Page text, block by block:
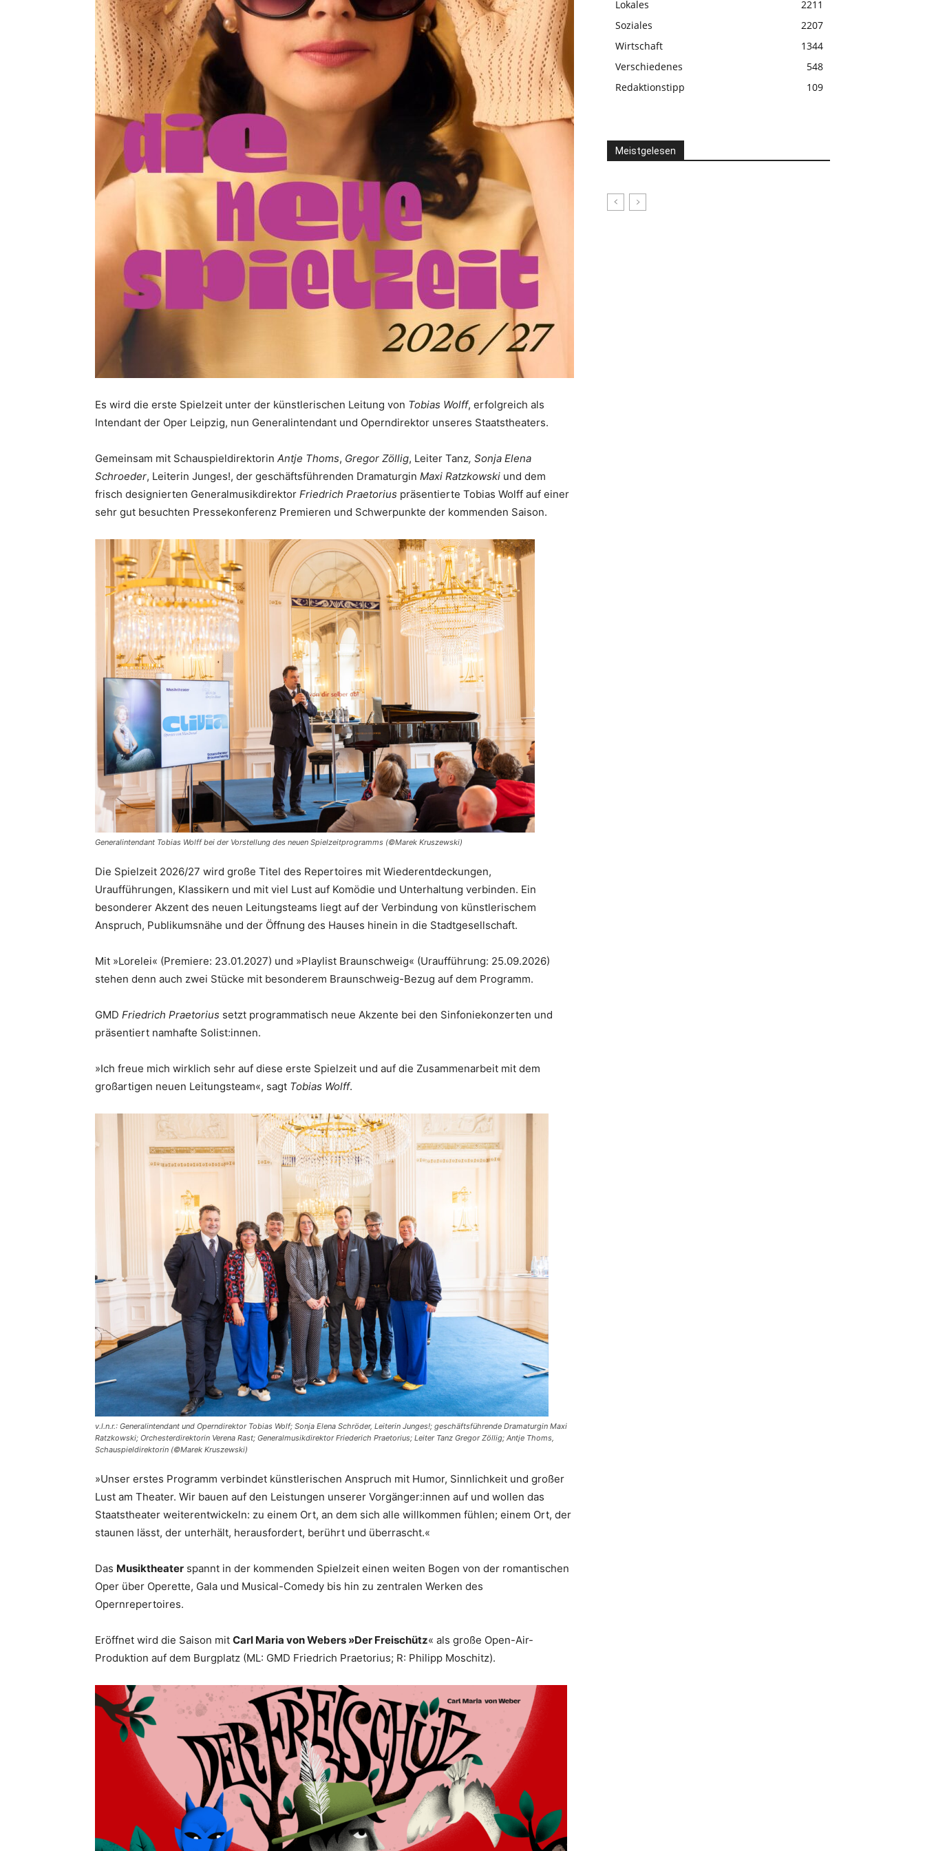
Es wird die erste Spielzeit unter der künstlerischen Leitung von Tobias Wolff, erfolgreich als
Intendant der Oper Leipzig, nun Generalintendant und Operndirektor unseres Staatstheaters.
Gemeinsam mit Schauspieldirektorin Antje Thoms, Gregor Zöllig, Leiter Tanz, Sonja Elena
Schroeder, Leiterin Junges!, der geschäftsführenden Dramaturgin Maxi Ratzkowski und dem
frisch designierten Generalmusikdirektor Friedrich Praetorius präsentierte Tobias Wolff auf einer
sehr gut besuchten Pressekonferenz Premieren und Schwerpunkte der kommenden Saison.
Generalintendant Tobias Wolff bei der Vorstellung des neuen Spielzeitprogramms (©Marek Kruszewski)
Die Spielzeit 2026/27 wird große Titel des Repertoires mit Wiederentdeckungen,
Uraufführungen, Klassikern und mit viel Lust auf Komödie und Unterhaltung verbinden. Ein
besonderer Akzent des neuen Leitungsteams liegt auf der Verbindung von künstlerischem
Anspruch, Publikumsnähe und der Öffnung des Hauses hinein in die Stadtgesellschaft.
Mit »Lorelei« (Premiere: 23.01.2027) und »Playlist Braunschweig« (Uraufführung: 25.09.2026)
stehen denn auch zwei Stücke mit besonderem Braunschweig-Bezug auf dem Programm.
GMD Friedrich Praetorius setzt programmatisch neue Akzente bei den Sinfoniekonzerten und
präsentiert namhafte Solist:innen.
»Ich freue mich wirklich sehr auf diese erste Spielzeit und auf die Zusammenarbeit mit dem
großartigen neuen Leitungsteam«, sagt Tobias Wolff.
v.l.n.r.: Generalintendant und Operndirektor Tobias Wolf; Sonja Elena Schröder, Leiterin Junges!; geschäftsführende Dramaturgin Maxi
Ratzkowski; Orchesterdirektorin Verena Rast; Generalmusikdirektor Friederich Praetorius; Leiter Tanz Gregor Zöllig; Antje Thoms,
Schauspieldirektorin (©Marek Kruszewski)
»Unser erstes Programm verbindet künstlerischen Anspruch mit Humor, Sinnlichkeit und großer
Lust am Theater. Wir bauen auf den Leistungen unserer Vorgänger:innen auf und wollen das
Staatstheater weiterentwickeln: zu einem Ort, an dem sich alle willkommen fühlen; einem Ort, der
staunen lässt, der unterhält, herausfordert, berührt und überrascht.«
Das Musiktheater spannt in der kommenden Spielzeit einen weiten Bogen von der romantischen
Oper über Operette, Gala und Musical-Comedy bis hin zu zentralen Werken des
Opernrepertoires.
Eröffnet wird die Saison mit Carl Maria von Webers »Der Freischütz« als große Open-Air-
Produktion auf dem Burgplatz (ML: GMD Friedrich Praetorius; R: Philipp Moschitz).
Lokales
2211
Soziales
2207
Wirtschaft
1344
Verschiedenes
548
Redaktionstipp
109
Meistgelesen